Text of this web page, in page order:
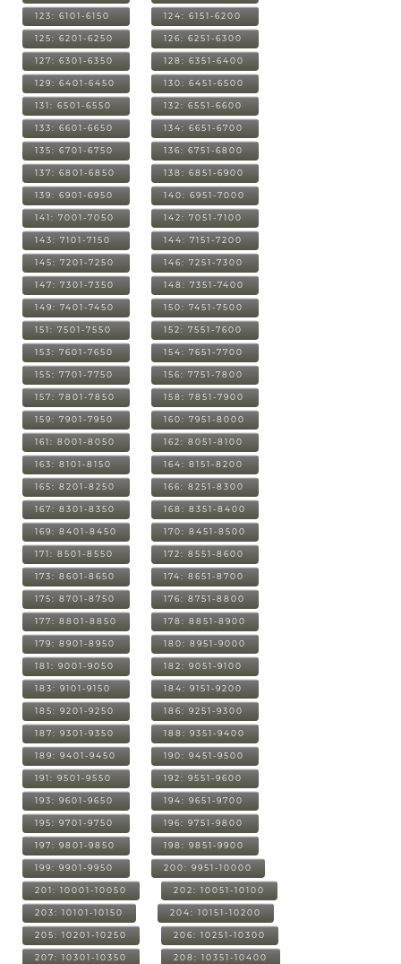
123: 6101-6150 124: 6151-6200
125: 6201-6250 126: 6251-6300
127: 6301-6350 128: 6351-6400
129: 6401-6450 130: 6451-6500
131: 6501-6550 132: 6551-6600
133: 6601-6650 134: 6651-6700
135: 6701-6750 136: 6751-6800
137: 6801-6850 138: 6851-6900
139: 6901-6950 140: 6951-7000
141: 7001-7050 142: 7051-7100
143: 7101-7150 144: 7151-7200
145: 7201-7250 146: 7251-7300
147: 7301-7350 148: 7351-7400
149: 7401-7450 150: 7451-7500
151: 7501-7550 152: 7551-7600
153: 7601-7650 154: 7651-7700
155: 7701-7750 156: 7751-7800
157: 7801-7850 158: 7851-7900
159: 7901-7950 160: 7951-8000
161: 8001-8050 162: 8051-8100
163: 8101-8150 164: 8151-8200
165: 8201-8250 166: 8251-8300
167: 8301-8350 168: 8351-8400
169: 8401-8450 170: 8451-8500
171: 8501-8550 172: 8551-8600
173: 8601-8650 174: 8651-8700
175: 8701-8750 176: 8751-8800
177: 8801-8850 178: 8851-8900
179: 8901-8950 180: 8951-9000
181: 9001-9050 182: 9051-9100
183: 9101-9150 184: 9151-9200
185: 9201-9250 186: 9251-9300
187: 9301-9350 188: 9351-9400
189: 9401-9450 190: 9451-9500
191: 9501-9550 192: 9551-9600
193: 9601-9650 194: 9651-9700
195: 9701-9750 196: 9751-9800
197: 9801-9850 198: 9851-9900
199: 9901-9950 200: 9951-10000
201: 10001-10050 202: 10051-10100
203: 10101-10150 204: 10151-10200
205: 10201-10250 206: 10251-10300
207: 10301-10350 208: 10351-10400